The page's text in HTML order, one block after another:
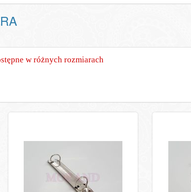
w różnych rozmiarach